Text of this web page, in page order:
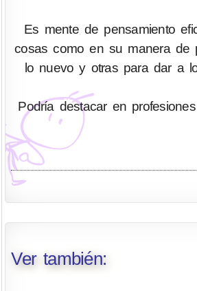
Es mente de pensamiento
cosas como en su manera de
lo nuevo y otras para dar a
Podría destacar en
Ver también: